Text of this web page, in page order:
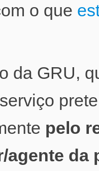
o que
da GRU,
pelo
agente da